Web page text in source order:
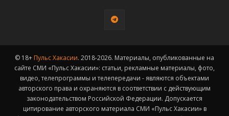
© 18+ Пульс Хакасии. 2018-2026. Материалы, опубликованные на
сайте СМИ «Пульс Хакасии»: статьи, рекламные материалы, фото,
видео, телепрограммы и телепередачи - являются объектами
авторского права и охраняются в соответствии с действующим
законодательством Российской Федерации. Допускается
цитирование авторского материала СМИ «Пульс Хакасии» в